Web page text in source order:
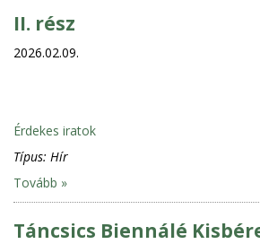
II. rész
2026.02.09.
Érdekes iratok
Típus: Hír
Tovább »
Táncsics Biennálé